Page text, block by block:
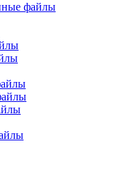
файлы